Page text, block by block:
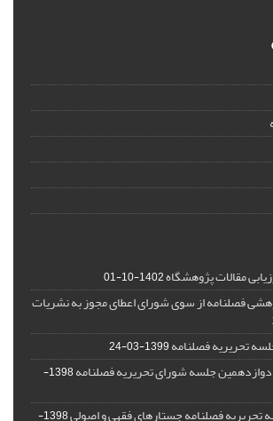
مقالات پژوهشگاه1402-10-01
فصلنامه از سوی شورای اعطای مجوز به نشریات
تحریریه فصلنامه1399-03-24
جلسه شورای تحریریه فصلنامه
1398-
تحریریه فصلنامه جستارهای فقهی و اصولی 1398-